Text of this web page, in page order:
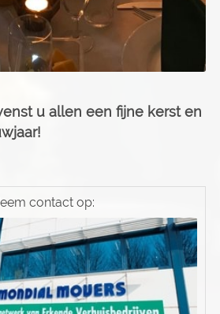
u allen een fijne kerst en
contact op: